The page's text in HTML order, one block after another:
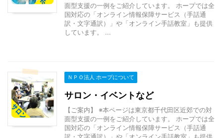
面型支援の一例をご紹介しています。 ホープでは全
国対応の「オンライン情報保障サービス（手話通
訳・文字通訳）」や「オンライン手話教室」も提供
しています。 ...
ＮＰＯ法人 ホープについて
サロン・イベントなど
【ご案内】 ※本ページは東京都千代田区近郊での対
面型支援の一例をご紹介しています。 ホープでは全
国対応の「オンライン情報保障サービス（手話通
訳・文字通訳）」や「オンライン手話教室」も提供